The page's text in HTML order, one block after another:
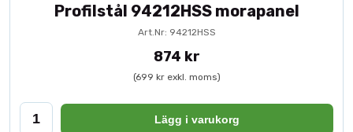
Profilstål 94212HSS morapanel
Art.Nr: 94212HSS
874 kr
(699 kr exkl. moms)
Lägg i varukorg